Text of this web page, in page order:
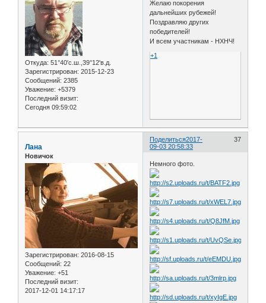
Откуда: 51°40′с.ш.,39°12'в.д.
Зарегистрирован: 2015-12-23
Сообщений: 2385
Уважение: +5379
Последний визит:
Сегодня 09:59:02
Желаю покорения
дальнейших рубежей!
Поздравляю других
победителей!
И всем участникам - НХНЧ!
+1
Поделиться 37
2017-
09-03 20:58:33
Лана
Новичок
Зарегистрирован: 2016-08-15
Сообщений: 22
Уважение: +51
Последний визит:
2017-12-01 14:17:17
Немного фото.